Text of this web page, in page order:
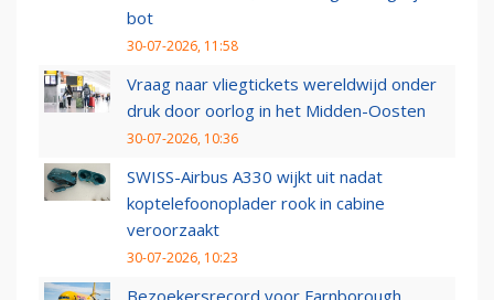
bot
30-07-2026, 11:58
Vraag naar vliegtickets wereldwijd onder
druk door oorlog in het Midden-Oosten
30-07-2026, 10:36
SWISS-Airbus A330 wijkt uit nadat
koptelefoonoplader rook in cabine
veroorzaakt
30-07-2026, 10:23